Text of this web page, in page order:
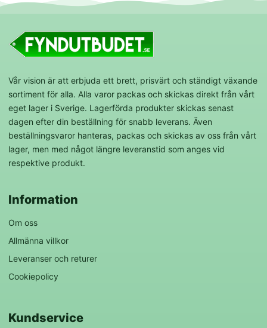
Vår vision är att erbjuda ett brett, prisvärt och ständigt växande
sortiment för alla. Alla varor packas och skickas direkt från vårt
eget lager i Sverige. Lagerförda produkter skickas senast
dagen efter din beställning för snabb leverans. Även
beställningsvaror hanteras, packas och skickas av oss från vårt
lager, men med något längre leveranstid som anges vid
respektive produkt.
Information
Om oss
Allmänna villkor
Leveranser och returer
Cookiepolicy
Kundservice